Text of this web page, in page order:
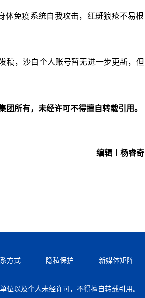
体免疫系统自我攻击，红斑狼疮不易根
稿，沙白个人账号暂无进一步更新，但
团所有，未经许可不得擅自转载引用。
编辑︱杨睿奇
方式 隐私保护 新媒体矩阵
位以及个人未经许可，不得擅自转载引用。